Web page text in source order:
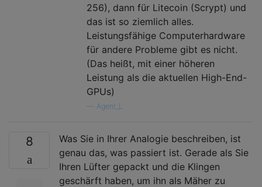
256), dann für Litecoin (Scrypt) und
das ist so ziemlich alles.
Leistungsfähige Computerhardware
für andere Probleme gibt es nicht.
(Das heißt, mit einer höheren
Leistung als die aktuellen High-End-
GPUs)
Agent_L
8
Was Sie in Ihrer Analogie beschreiben, ist
genau das, was passiert ist. Gerade als Sie
Ihren Lüfter gepackt und die Klingen
geschärft haben, um ihn als Mäher zu